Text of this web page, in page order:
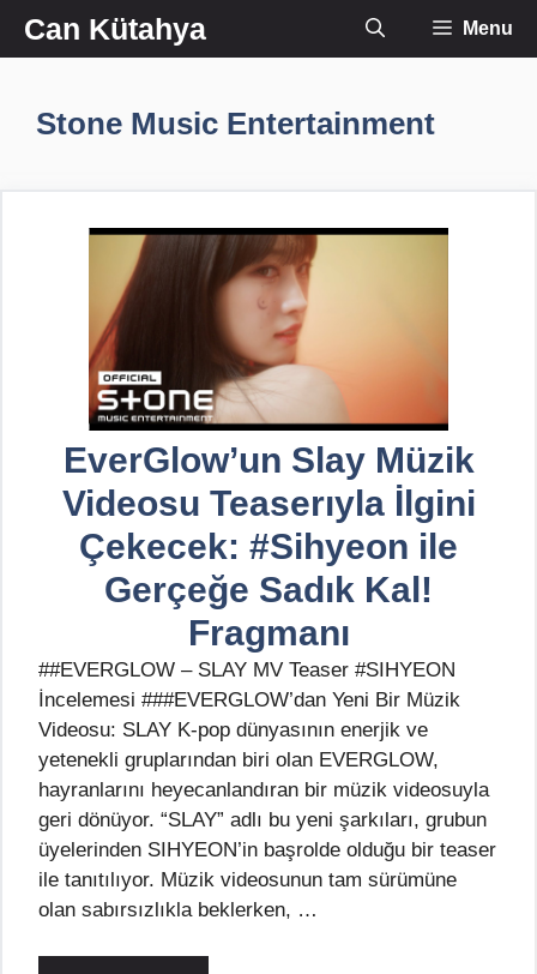
İçeriğe
atlaCan Kütahya Menu
Stone Music Entertainment
EverGlow’un Slay Müzik
Videosu Teaserıyla İlgini
Çekecek: #Sihyeon ile
Gerçeğe Sadık Kal!
Fragmanı
##EVERGLOW – SLAY MV Teaser #SIHYEON
İncelemesi ###EVERGLOW’dan Yeni Bir Müzik
Videosu: SLAY K-pop dünyasının enerjik ve
yetenekli gruplarından biri olan EVERGLOW,
hayranlarını heyecanlandıran bir müzik videosuyla
geri dönüyor. “SLAY” adlı bu yeni şarkıları, grubun
üyelerinden SIHYEON’in başrolde olduğu bir teaser
ile tanıtılıyor. Müzik videosunun tam sürümüne
olan sabırsızlıkla beklerken, …